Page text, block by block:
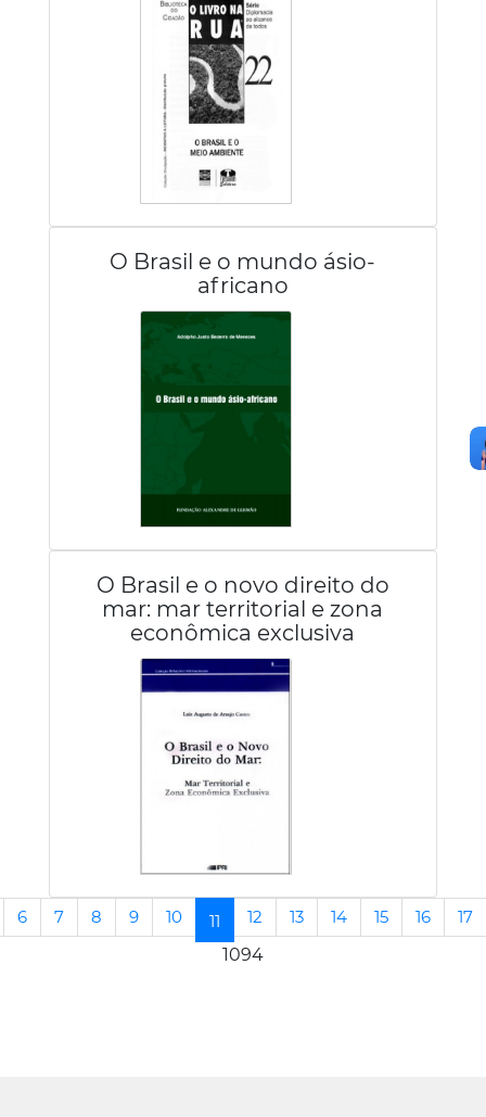
O Brasil e o mundo ásio-
africano
O Brasil e o novo direito do
mar: mar territorial e zona
econômica exclusiva
6 7 8 9 10 11(current)
12 13 14 15 16
17
1094